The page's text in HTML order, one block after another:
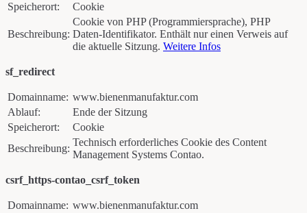
Speicherort:
Cookie
Beschreibung:
Cookie von PHP (Programmiersprache), PHP
Daten-Identifikator. Enthält nur einen Verweis auf
die aktuelle Sitzung. Weitere Infos
sf_redirect
Domainname: www.bienenmanufaktur.com
Ablauf:
Ende der Sitzung
Speicherort:
Cookie
Beschreibung:
Technisch erforderliches Cookie des Content
Management Systems Contao.
csrf_https-contao_csrf_token
Domainname: www.bienenmanufaktur.com